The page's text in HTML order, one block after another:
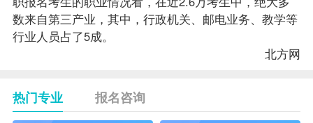
数来自第三产业，其中，行政机关、邮电业务、教学等
行业人员占了5成。
北方网
热门专业 报名咨询